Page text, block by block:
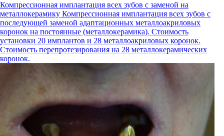
Компрессионная имплантация всех зубов с заменой на
металлокерамику Компрессионная имплантация всех зубов с
последующей заменой адаптационных металлоакриловых
коронок на постоянные (металлокерамика). Стоимость
установки 20 имплантов и 28 металлоакриловых коронок.
Стоимость перепротезирования на 28 металлокерамических
коронок.